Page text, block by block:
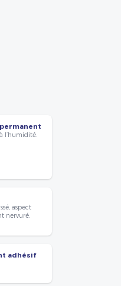
l’humidité.
aspect
nervuré.
adhésif